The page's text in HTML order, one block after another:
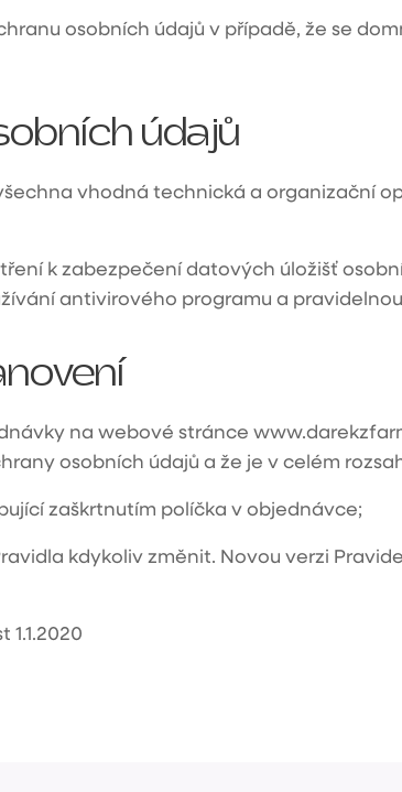
osobních údajů v případě, že se
údajů
vhodná technická a organizační
k zabezpečení datových úložišť
antivirového programu a
na webové stránce
osobních údajů a že je v celém
zaškrtnutím políčka v objednávce;
kdykoliv změnit. Novou verzi
1.1.2020